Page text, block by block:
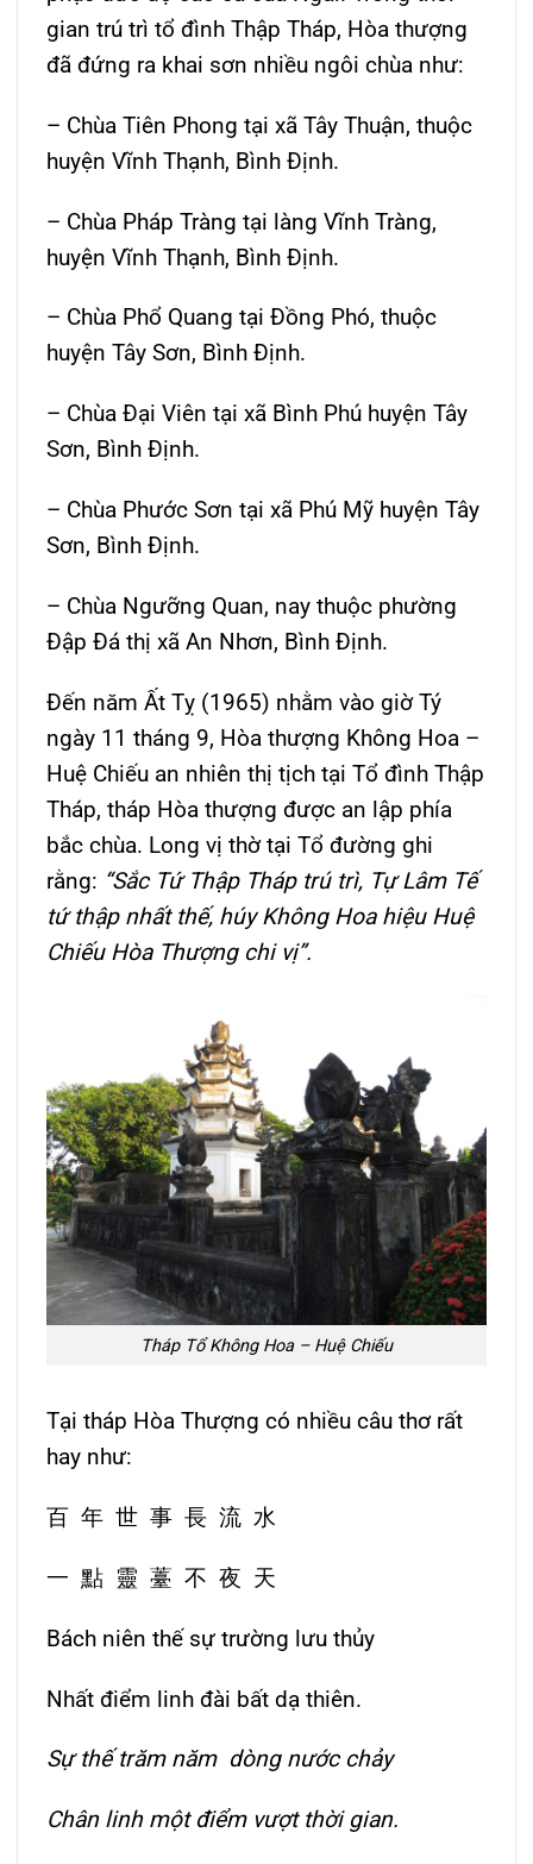
gian trú trì tổ đình Thập Tháp, Hòa thượng
đã đứng ra khai sơn nhiều ngôi chùa như:
– Chùa Tiên Phong tại xã Tây Thuận, thuộc
huyện Vĩnh Thạnh, Bình Định.
– Chùa Pháp Tràng tại làng Vĩnh Tràng,
huyện Vĩnh Thạnh, Bình Định.
– Chùa Phổ Quang tại Đồng Phó, thuộc
huyện Tây Sơn, Bình Định.
– Chùa Đại Viên tại xã Bình Phú huyện Tây
Sơn, Bình Định.
– Chùa Phước Sơn tại xã Phú Mỹ huyện Tây
Sơn, Bình Định.
– Chùa Ngưỡng Quan, nay thuộc phường
Đập Đá thị xã An Nhơn, Bình Định.
Đến năm Ất Tỵ (1965) nhằm vào giờ Tý
ngày 11 tháng 9, Hòa thượng Không Hoa –
Huệ Chiếu an nhiên thị tịch tại Tổ đình Thập
Tháp, tháp Hòa thượng được an lập phía
bắc chùa. Long vị thờ tại Tổ đường ghi
rằng: “Sắc Tứ Thập Tháp trú trì, Tự Lâm Tế
tứ thập nhất thế, húy Không Hoa hiệu Huệ
Chiếu Hòa Thượng chi vị”.
Tháp Tổ Không Hoa – Huệ Chiếu
Tại tháp Hòa Thượng có nhiều câu thơ rất
hay như:
百 年 世 事 長 流 水
一 點 靈 薹 不 夜 天
Bách niên thế sự trường lưu thủy
Nhất điểm linh đài bất dạ thiên.
Sự thế trăm năm dòng nước chảy
Chân linh một điểm vượt thời gian.